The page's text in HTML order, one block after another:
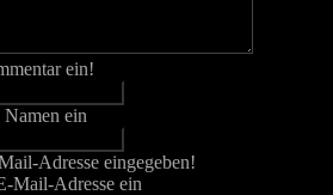
ein!
ein
Adresse eingegeben!
Mail-Adresse ein